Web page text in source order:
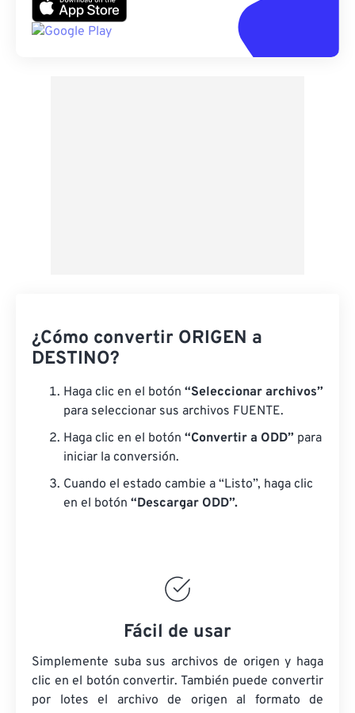
¿Cómo convertir ORIGEN a
DESTINO?
Haga clic en el botón “Seleccionar archivos”
para seleccionar sus archivos FUENTE.
Haga clic en el botón “Convertir a ODD” para
iniciar la conversión.
Cuando el estado cambie a “Listo”, haga clic
en el botón “Descargar ODD”.
Fácil de usar
Simplemente suba sus archivos de origen y haga
clic en el botón convertir. También puede convertir
por lotes el archivo de origen al formato de